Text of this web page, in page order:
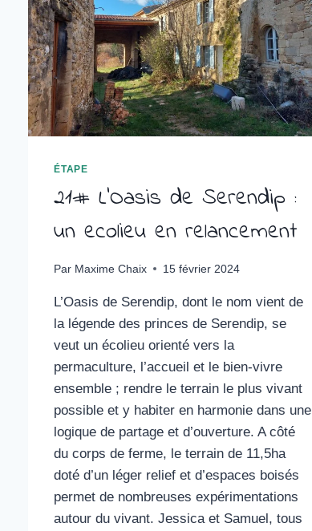
ÉTAPE
21# L’Oasis de Serendip :
un ecolieu en relancement
Par Maxime Chaix 15 février 2024
L’Oasis de Serendip, dont le nom vient de
la légende des princes de Serendip, se
veut un écolieu orienté vers la
permaculture, l’accueil et le bien-vivre
ensemble ; rendre le terrain le plus vivant
possible et y habiter en harmonie dans une
logique de partage et d’ouverture. A côté
du corps de ferme, le terrain de 11,5ha
doté d’un léger relief et d’espaces boisés
permet de nombreuses expérimentations
autour du vivant. Jessica et Samuel, tous